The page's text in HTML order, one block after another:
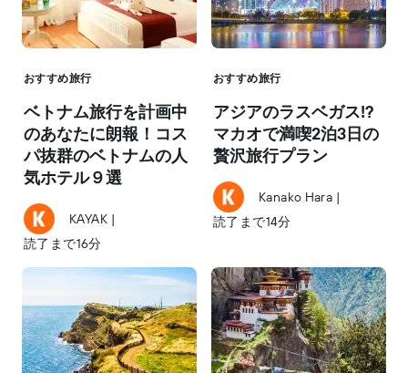
おすすめ旅行
ベトナム旅行を計画中
のあなたに朗報！コス
パ抜群のベトナムの人
気ホテル９選
KAYAK |
読了まで16分
おすすめ旅行
アジアのラスベガス!?
マカオで満喫2泊3日の
贅沢旅行プラン
Kanako Hara |
読了まで14分